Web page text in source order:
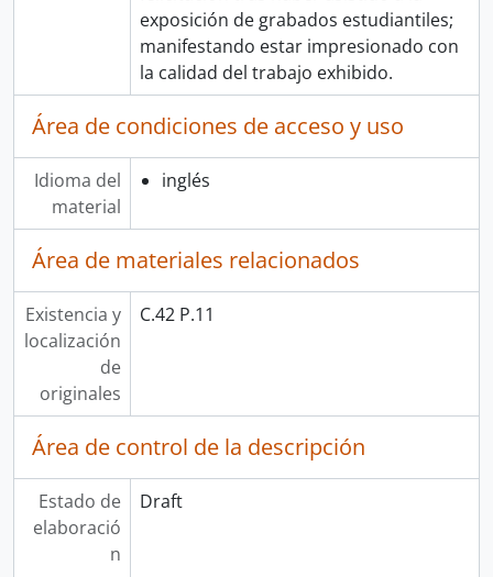
exposición de grabados estudiantiles;
manifestando estar impresionado con
la calidad del trabajo exhibido.
Área de condiciones de acceso y uso
Idioma del
material
inglés
Área de materiales relacionados
Existencia y
localización
de
originales
C.42 P.11
Área de control de la descripción
Estado de
elaboració
n
Draft